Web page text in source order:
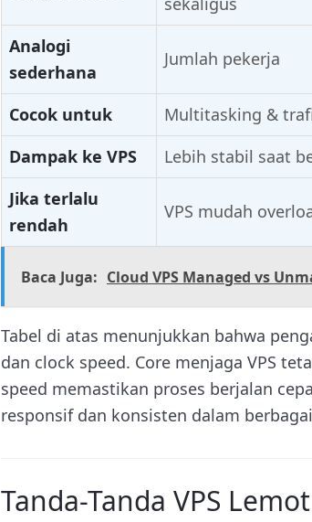
Analogi
sederhana
Jumlah pekerja
Cocok untuk Multitasking &
Dampak ke VPS
Lebih stabil saat
Jika terlalu
rendah
VPS mudah
Baca Juga: Cloud VPS Managed vs
Tabel di atas menunjukkan bahwa
dan clock speed. Core menjaga VPS
speed memastikan proses berjalan
responsif dan konsisten dalam
Tanda-Tanda VPS